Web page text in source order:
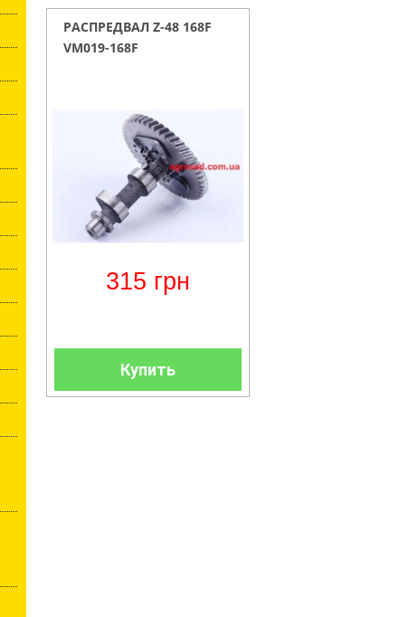
РАСПРЕДВАЛ Z-48 168F
VM019-168F
315 грн
Купить